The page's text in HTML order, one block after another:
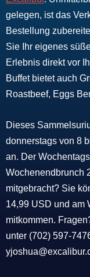
gelegen, ist das
Bestellung
Sie Ihr eigenes
Erlebnis direkt vor
Buffet bietet auch
Roastbeef, Eggs
Dieses
donnerstags von 8
an. Der
Wochenendbrunch
mitgebracht? Sie
14,99 USD und am
mitkommen.
unter (702) 597-